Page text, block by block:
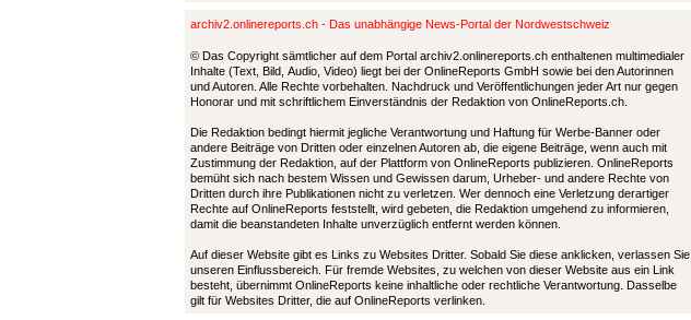
archiv2.onlinereports.ch - Das unabhängige News-Portal der Nordwestschweiz
© Das Copyright sämtlicher auf dem Portal archiv2.onlinereports.ch enthaltenen multimedialer
Inhalte (Text, Bild, Audio, Video) liegt bei der OnlineReports GmbH sowie bei den Autorinnen
und Autoren. Alle Rechte vorbehalten. Nachdruck und Veröffentlichungen jeder Art nur gegen
Honorar und mit schriftlichem Einverständnis der Redaktion von OnlineReports.ch.
Die Redaktion bedingt hiermit jegliche Verantwortung und Haftung für Werbe-Banner oder
andere Beiträge von Dritten oder einzelnen Autoren ab, die eigene Beiträge, wenn auch mit
Zustimmung der Redaktion, auf der Plattform von OnlineReports publizieren. OnlineReports
bemüht sich nach bestem Wissen und Gewissen darum, Urheber- und andere Rechte von
Dritten durch ihre Publikationen nicht zu verletzen. Wer dennoch eine Verletzung derartiger
Rechte auf OnlineReports feststellt, wird gebeten, die Redaktion umgehend zu informieren,
damit die beanstandeten Inhalte unverzüglich entfernt werden können.
Auf dieser Website gibt es Links zu Websites Dritter. Sobald Sie diese anklicken, verlassen Sie
unseren Einflussbereich. Für fremde Websites, zu welchen von dieser Website aus ein Link
besteht, übernimmt OnlineReports keine inhaltliche oder rechtliche Verantwortung. Dasselbe
gilt für Websites Dritter, die auf OnlineReports verlinken.